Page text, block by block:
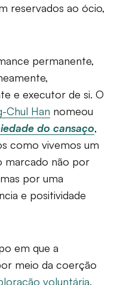
reservados ao ócio,
permanente,
e executor de si. O
Chul Han nomeou
do cansaço,
como vivemos um
marcado não por
por uma
e positividade
em que a
meio da coerção
voluntária,